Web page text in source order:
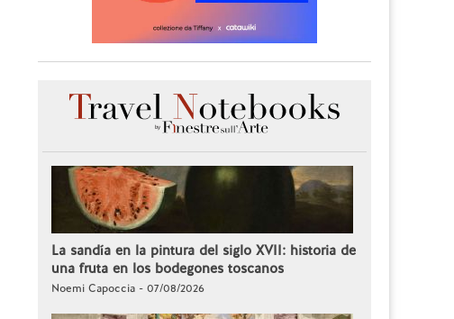
La sandía en la pintura del siglo XVII: historia de
una fruta en los bodegones toscanos
Noemi Capoccia - 07/08/2026